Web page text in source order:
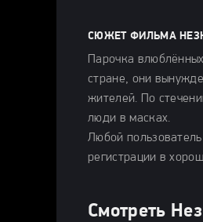
СЮЖЕТ ФИЛЬМА
Парочка
стране, они
жителей. По
люди в масках.
Любой
регистрации в
Смотреть